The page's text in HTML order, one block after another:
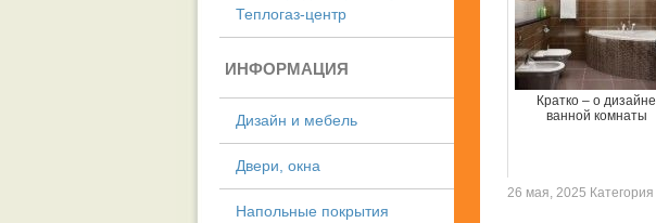
Теплогаз-центр
ИНФОРМАЦИЯ
Дизайн и мебель
Двери, окна
Напольные покрытия
Кратко – о дизайне
ванной комнаты
26 мая, 2025 Категория